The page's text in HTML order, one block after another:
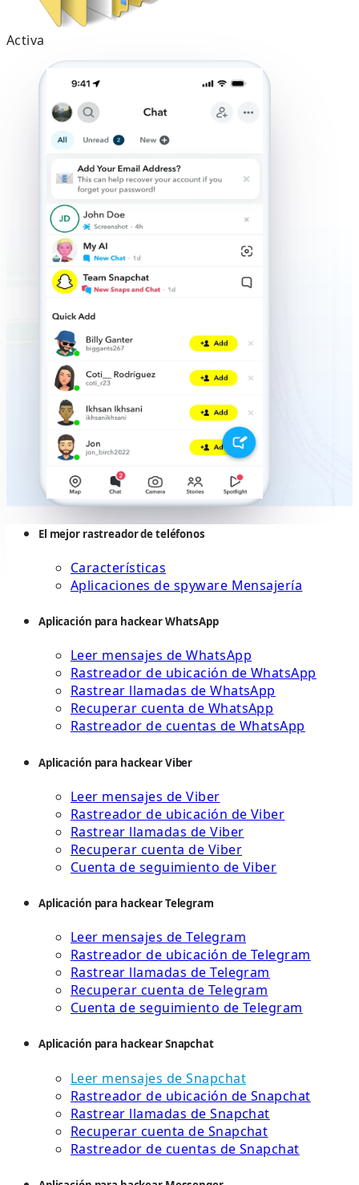
Activa
El mejor rastreador de teléfonos
Características
Aplicaciones de spyware Mensajería
Aplicación para hackear WhatsApp
Leer mensajes de WhatsApp
Rastreador de ubicación de WhatsApp
Rastrear llamadas de WhatsApp
Recuperar cuenta de WhatsApp
Rastreador de cuentas de WhatsApp
Aplicación para hackear Viber
Leer mensajes de Viber
Rastreador de ubicación de Viber
Rastrear llamadas de Viber
Recuperar cuenta de Viber
Cuenta de seguimiento de Viber
Aplicación para hackear Telegram
Leer mensajes de Telegram
Rastreador de ubicación de Telegram
Rastrear llamadas de Telegram
Recuperar cuenta de Telegram
Cuenta de seguimiento de Telegram
Aplicación para hackear Snapchat
Leer mensajes de Snapchat
Rastreador de ubicación de Snapchat
Rastrear llamadas de Snapchat
Recuperar cuenta de Snapchat
Rastreador de cuentas de Snapchat